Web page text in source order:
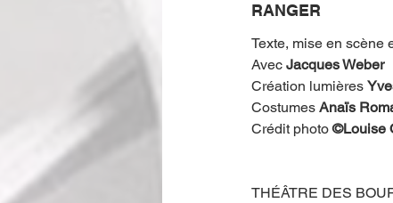
RANGER
Texte, mise en scène
Avec Jacques Weber
Création lumières
Costumes Anaïs
Crédit photo ©Louise
THÉÂTRE DES